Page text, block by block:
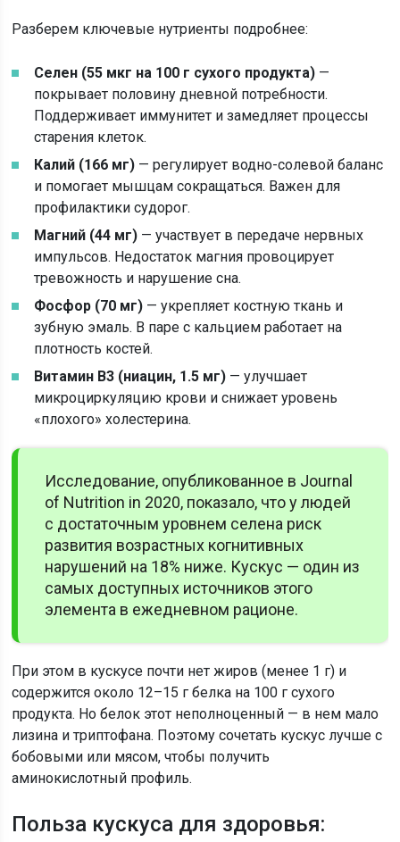
Разберем ключевые нутриенты подробнее:
Селен (55 мкг на 100 г сухого продукта) —
покрывает половину дневной потребности.
Поддерживает иммунитет и замедляет процессы
старения клеток.
Калий (166 мг) — регулирует водно-солевой баланс
и помогает мышцам сокращаться. Важен для
профилактики судорог.
Магний (44 мг) — участвует в передаче нервных
импульсов. Недостаток магния провоцирует
тревожность и нарушение сна.
Фосфор (70 мг) — укрепляет костную ткань и
зубную эмаль. В паре с кальцием работает на
плотность костей.
Витамин B3 (ниацин, 1.5 мг) — улучшает
микроциркуляцию крови и снижает уровень
«плохого» холестерина.
Исследование, опубликованное в Journal
of Nutrition in 2020, показало, что у людей
с достаточным уровнем селена риск
развития возрастных когнитивных
нарушений на 18% ниже. Кускус — один из
самых доступных источников этого
элемента в ежедневном рационе.
При этом в кускусе почти нет жиров (менее 1 г) и
содержится около 12–15 г белка на 100 г сухого
продукта. Но белок этот неполноценный — в нем мало
лизина и триптофана. Поэтому сочетать кускус лучше с
бобовыми или мясом, чтобы получить
аминокислотный профиль.
Польза кускуса для здоровья: